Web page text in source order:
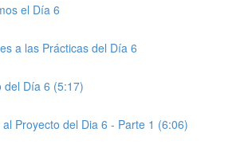
el Día 6
a las Prácticas del Día 6
del Día 6 (5:17)
Proyecto del Dia 6 - Parte 1 (6:06)